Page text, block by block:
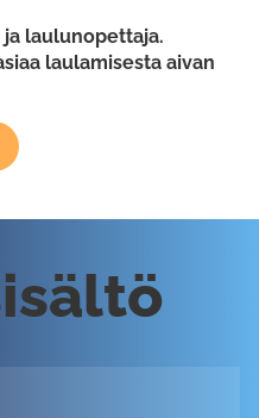
ja laulunopettaja.
laulamisesta aivan